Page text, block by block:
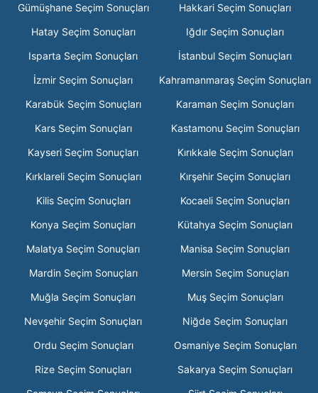
Gümüşhane Seçim Sonuçları
Hakkari Seçim Sonuçları
Hatay Seçim Sonuçları
Iğdır Seçim Sonuçları
Isparta Seçim Sonuçları
İstanbul Seçim Sonuçları
İzmir Seçim Sonuçları
Kahramanmaraş Seçim Sonuçları
Karabük Seçim Sonuçları
Karaman Seçim Sonuçları
Kars Seçim Sonuçları
Kastamonu Seçim Sonuçları
Kayseri Seçim Sonuçları
Kırıkkale Seçim Sonuçları
Kırklareli Seçim Sonuçları
Kırşehir Seçim Sonuçları
Kilis Seçim Sonuçları
Kocaeli Seçim Sonuçları
Konya Seçim Sonuçları
Kütahya Seçim Sonuçları
Malatya Seçim Sonuçları
Manisa Seçim Sonuçları
Mardin Seçim Sonuçları
Mersin Seçim Sonuçları
Muğla Seçim Sonuçları
Muş Seçim Sonuçları
Nevşehir Seçim Sonuçları
Niğde Seçim Sonuçları
Ordu Seçim Sonuçları
Osmaniye Seçim Sonuçları
Rize Seçim Sonuçları
Sakarya Seçim Sonuçları